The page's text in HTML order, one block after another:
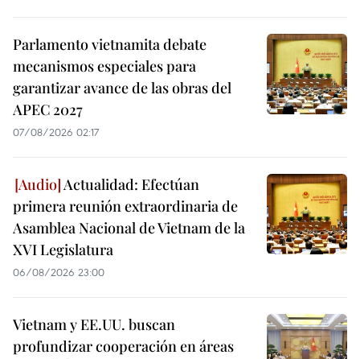
Parlamento vietnamita debate
mecanismos especiales para
garantizar avance de las obras del
APEC 2027
07/08/2026 02:17
Actualidad: Efectúan
primera reunión extraordinaria de
Asamblea Nacional de Vietnam de la
XVI Legislatura
06/08/2026 23:00
Vietnam y EE.UU. buscan
profundizar cooperación en áreas